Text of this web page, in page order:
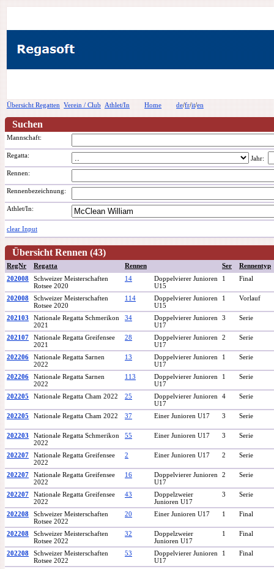
Übersicht Regatten Verein / Club Athlet/In Home de/fr/it/en
Suchen
Mannschaft:
Regatta:
Jahr:
Rennen:
Rennenbezeichnung:
Athlet/In:
clear Input
Übersicht Rennen (43)
RegNr Regatta Rennen Ser
Rennentyp
202008
Schweizer Meisterschaften
Rotsee 2020
14
Doppelvierer Junioren
U15
1 Final
202008
Schweizer Meisterschaften
Rotsee 2020
114
Doppelvierer Junioren
U15
1 Vorlauf
202103
Nationale Regatta Schmerikon
2021
34
Doppelvierer Junioren
U17
3 Serie
202107
Nationale Regatta Greifensee
2021
28
Doppelvierer Junioren
U17
2 Serie
202206
Nationale Regatta Sarnen
2022
13
Doppelvierer Junioren
U17
1 Serie
202206
Nationale Regatta Sarnen
2022
113
Doppelvierer Junioren
U17
1 Serie
202205 Nationale Regatta Cham 2022 25
Doppelvierer Junioren
U17
4 Serie
202205 Nationale Regatta Cham 2022 37 Einer Junioren U17 3 Serie
202203
Nationale Regatta Schmerikon
2022
55 Einer Junioren U17 3 Serie
202207
Nationale Regatta Greifensee
2022
2 Einer Junioren U17 2 Serie
202207
Nationale Regatta Greifensee
2022
16
Doppelvierer Junioren
U17
2 Serie
202207
Nationale Regatta Greifensee
2022
43
Doppelzweier
Junioren U17
3 Serie
202208
Schweizer Meisterschaften
Rotsee 2022
20 Einer Junioren U17 1 Final
202208
Schweizer Meisterschaften
Rotsee 2022
32
Doppelzweier
Junioren U17
1 Final
202208
Schweizer Meisterschaften
Rotsee 2022
53
Doppelvierer Junioren
U17
1 Final